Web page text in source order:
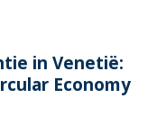
in Venetië:
Economy